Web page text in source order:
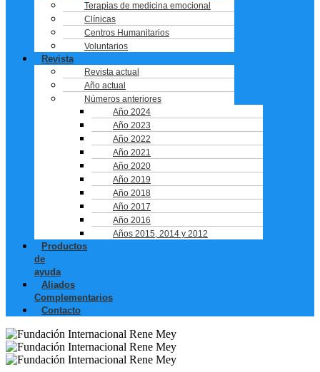
Terapias de medicina emocional
Clínicas
Centros Humanitarios
Voluntarios
Revista
Revista actual
Año actual
Números anteriores
Año 2024
Año 2023
Año 2022
Año 2021
Año 2020
Año 2019
Año 2018
Año 2017
Año 2016
Años 2015, 2014 y 2012
Productos
de
ayuda
Aliados
Complementarios
Contacto